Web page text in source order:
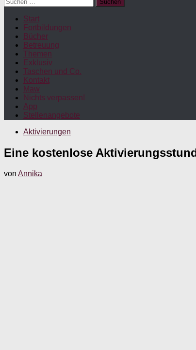
nach:
Start
Fortbildungen
Bücher
Betreuung
Themen
Exklusiv
Taschen und Co.
Kontakt
Maw
Nichts verpassen!
App
Stellenangebote
Aktivierungen
Eine kostenlose
von Annika